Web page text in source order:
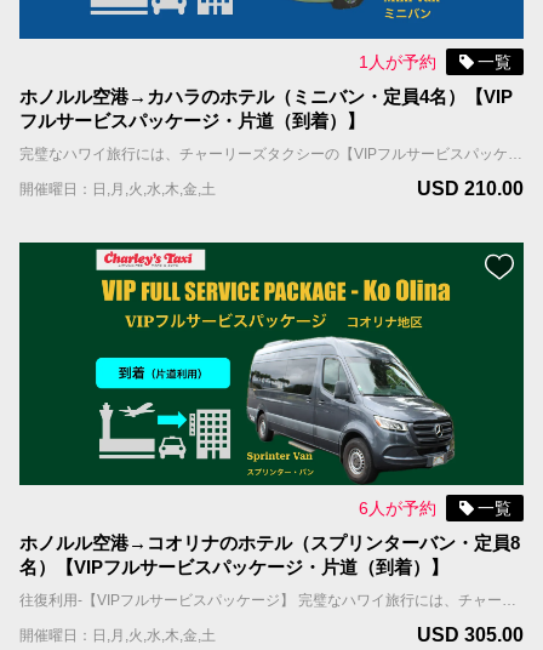
1人が予約 一覧
ホノルル空港→カハラのホテル（ミニバン・定員4名）【VIP
フルサービスパッケージ・片道（到着）】
完璧なハワイ旅行には、チャーリーズタクシーの【VIPフルサービスパッケージ】がお勧めです。お客様を担当するドライバーは事前にアサインされ、到着日、担当ドライバーはお客様のお名前を表示したサインを持ってお出迎えし、待機しているタクシーまでご案内します。 国際線到着の場合；担当ドライバーはFIT出口（個人出口）を出たところで、お客様の名前を表示したサインを持ってお待ちしています。 国内線到着の場合；担当ドライバーはお客様の利用便の荷物ターンテーブルの辺りで、お客様の名前を表示したサインを持ってお待ちしています。 ＊当サービスはお客様全員が同じ航空便で到着される前提です。同じ時間帯の異なる航空便で到着される場合は到着時間の遅い便をご記入ください。 車両＆乗車案内 ・車種：ミニバン ・乗車人数：4名まで（乳幼児含む） ・機内持ち込み手荷物（ハンドバッグ、機内持ち込み用キャリーバッグなど）の数：車両1台につき合計4個まで ・お預け手荷物（スーツケース、折り畳みの車椅子やベビーカーなど）＋大型荷物（自転車、ゴルフバッグ、サーフボードなど）の数：車両1台につき合計4個まで。 ＊大型荷物には超過料金がかかりますので、追加オプションよりお選びください。大型荷物の上限は2個までとなります。
開催曜日：日,月,火,水,木,金,土 USD 210.00
6人が予約 一覧
ホノルル空港→コオリナのホテル（スプリンターバン・定員8
名）【VIPフルサービスパッケージ・片道（到着）】
往復利用-【VIPフルサービスパッケージ】 完璧なハワイ旅行には、チャーリーズタクシーの【VIPフルサービスパッケージ】がお勧めです。お客様を担当するドライバーは事前にアサインされ、到着日、担当ドライバーはお客様のお名前を表示したサインを持ってお出迎えし、待機しているタクシーまでご案内します。 国際線到着の場合；担当ドライバーはFIT出口（個人出口）を出たところで、お客様の名前を表示したサインを持ってお待ちしています。 国内線到着の場合；担当ドライバーはお客様の利用便の荷物ターンテーブルの辺りで、お客様の名前を表示したサインを持ってお待ちしています。 ホテルへの移動中に、お帰りの時間を記載したリマインダーカードをお渡しします。 ＊当サービスはお客様全員が同じ航空便で到着される前提です。同じ時間帯の異なる航空便で到着される場合は到着時間の遅い便をご記入ください。 車両＆乗車案内 ・車種：ミニバン ・乗車人数：8名まで（乳幼児含む） ・機内持ち込み手荷物（ハンドバッグ、機内持ち込み用キャリーバッグなど）の数：車両1台につき合計8個まで ・お預け手荷物（スーツケース、折り畳みの車椅子やベビーカーなど）＋大型荷物（自転車、ゴルフバッグ、サーフボードなど）の数：車両1台につき合計8個まで。 ＊大型荷物には超過料金がかかりますので、追加オプションよりお選びください。大型荷物の上限は2個までとなります。
開催曜日：日,月,火,水,木,金,土 USD 305.00